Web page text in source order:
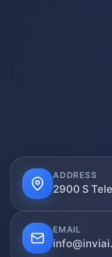
ADDRESS
2900 S
EMAIL